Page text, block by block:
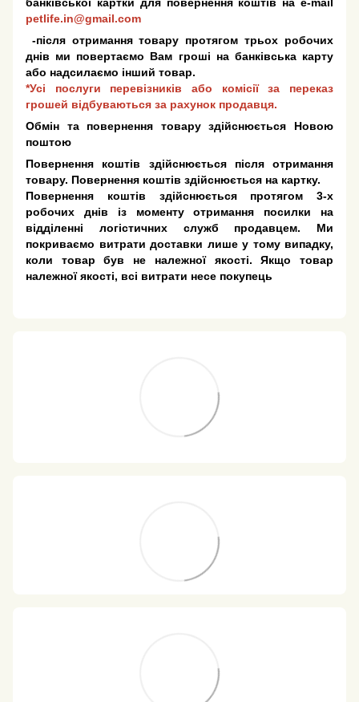
petlife.in@gmail.com
-після отримання товару протягом трьох робочих
днів ми повертаємо Вам гроші на банківська карту
або надсилаємо інший товар.
*Усі послуги перевізників або комісії за переказ
грошей відбуваються за рахунок продавця.
Обмін та повернення товару здійснюється Новою
поштою
Повернення коштів здійснюється після отримання
товару. Повернення коштів здійснюється на картку.
Повернення коштів здійснюється протягом 3-х
робочих днів із моменту отримання посилки на
відділенні логістичних служб продавцем. Ми
покриваємо витрати доставки лише у тому випадку,
коли товар був не належної якості. Якщо товар
належної якості, всі витрати несе покупець